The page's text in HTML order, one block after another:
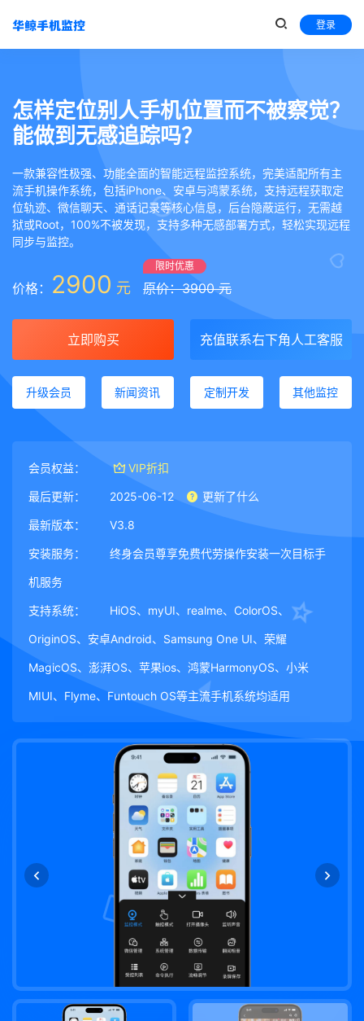
登录
怎样定位别人手机位置而不被察觉？
能做到无感追踪吗？
一款兼容性极强、功能全面的智能远程监控系统，完美适配所有主
流手机操作系统，包括iPhone、安卓与鸿蒙系统，支持远程获取定
位轨迹、微信聊天、通话记录等核心信息，后台隐蔽运行，无需越
狱或Root，100%不被发现，支持多种无感部署方式，轻松实现远程
同步与监控。
价格： 2900 元
限时优惠
原价：3900 元
立即购买 充值联系右下角人工客服
升级会员 新闻资讯 定制开发 其他监控
会员权益： VIP折扣
最后更新： 2025-06-12 更新了什么
最新版本： V3.8
安装服务： 终身会员尊享免费代劳操作安装一次目标手
机服务
支持系统： HiOS、myUI、realme、ColorOS、
OriginOS、安卓Android、Samsung One UI、荣耀
MagicOS、澎湃OS、苹果ios、鸿蒙HarmonyOS、小米
MIUI、Flyme、Funtouch OS等主流手机系统均适用